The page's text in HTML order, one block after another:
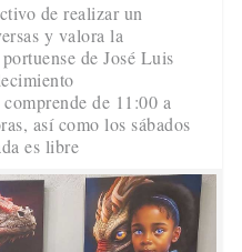
de realizar un
y valora la
de José Luis
de 11:00 a
así como los sábados
es libre